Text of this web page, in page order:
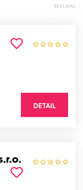
REKLAMA
DETAIL